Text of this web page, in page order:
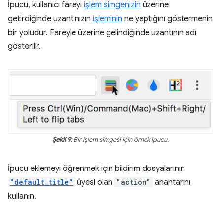
İpucu, kullanıcı fareyi işlem simgenizin üzerine
getirdiğinde uzantınızın işleminin ne yaptığını göstermenin
bir yoludur. Fareyle üzerine gelindiğinde uzantının adı
gösterilir.
Şekil 9: Bir işlem simgesi için örnek ipucu.
İpucu eklemeyi öğrenmek için bildirim dosyalarının
"default_title" üyesi olan "action" anahtarını
kullanın.